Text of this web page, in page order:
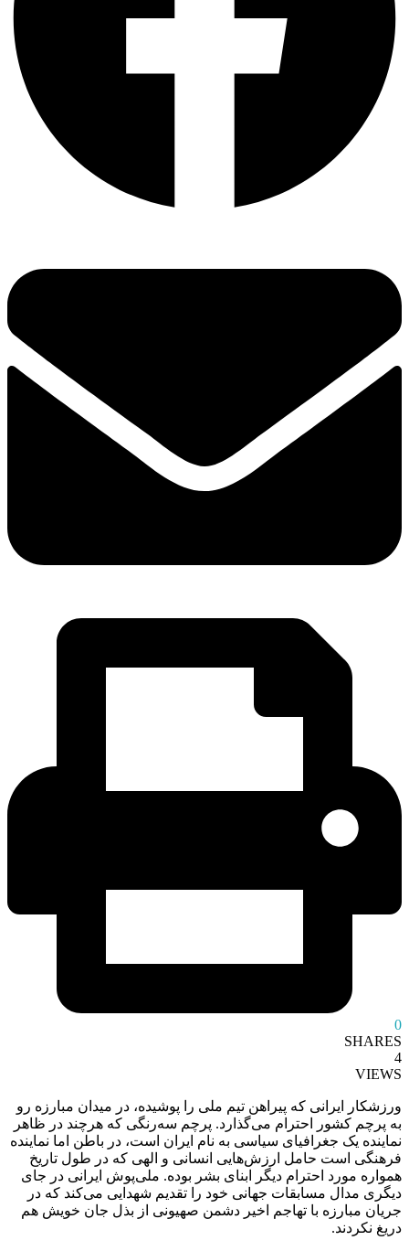
0
SHARES
4
VIEWS
ورزشکار ایرانی که پیراهن تیم ملی را پوشیده، در میدان مبارزه رو
به پرچم کشور احترام می‌گذارد. پرچم سه‌رنگی که هرچند در ظاهر
نماینده یک جغرافیای سیاسی به نام ایران است، در باطن اما نماینده
فرهنگی است حامل ارزش‌هایی انسانی و الهی که در طول تاریخ
همواره مورد احترام دیگر ابنای بشر بوده. ملی‌پوش ایرانی در جای
دیگری مدال مسابقات جهانی خود را تقدیم شهدایی می‌کند که در
جریان مبارزه با تهاجم اخیر دشمن صهیونی از بذل جان خویش هم
دریغ نکردند.